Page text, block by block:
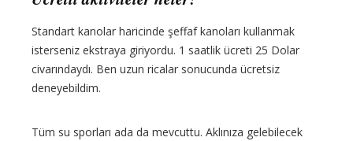
Standart kanolar haricinde şeffaf kanoları kullanmak
isterseniz ekstraya giriyordu. 1 saatlik ücreti 25 Dolar
civarındaydı. Ben uzun ricalar sonucunda ücretsiz
deneyebildim.
Tüm su sporları ada da mevcuttu. Aklınıza gelebilecek